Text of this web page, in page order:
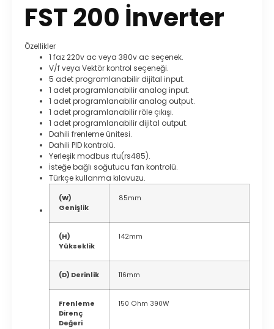
FST 200 İnverter
Özellikler
1 faz 220v ac veya 380v ac seçenek.
V/f veya Vektör kontrol seçeneği.
5 adet programlanabilir dijital input.
1 adet programlanabilir analog input.
1 adet programlanabilir analog output.
1 adet programlanabilir röle çıkışı.
1 adet programlanabilir dijital output.
Dahili frenleme ünitesi.
Dahili PID kontrolü.
Yerleşik modbus rtu(rs485).
İsteğe bağlı soğutucu fan kontrolü.
Türkçe kullanma kılavuzu.
(W)
Genişlik
85mm
(H)
Yükseklik
142mm
(D) Derinlik 116mm
Frenleme
Direnç
Değeri
150 Ohm 390W